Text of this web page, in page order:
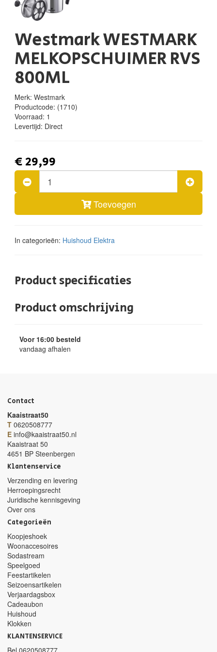
Westmark WESTMARK
MELKOPSCHUIMER RVS
800ML
Merk: Westmark
Productcode: (1710)
Voorraad: 1
Levertijd: Direct
€ 29,99
Toevoegen
In categorieën: Huishoud Elektra
Product specificaties
Product omschrijving
Voor 16:00 besteld
vandaag afhalen
Contact
Kaaistraat50
T 0620508777
E info@kaaistraat50.nl
Kaaistraat 50
4651 BP Steenbergen
Klantenservice
Verzending en levering
Herroepingsrecht
Juridische kennisgeving
Over ons
Categorieën
Koopjeshoek
Woonaccesoires
Sodastream
Speelgoed
Feestartikelen
Seizoensartikelen
Verjaardagsbox
Cadeaubon
Huishoud
Klokken
KLANTENSERVICE